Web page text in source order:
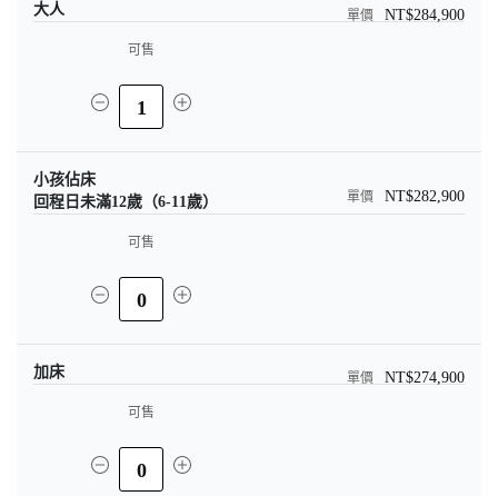
大人 NT$284,900
可售
1
小孩佔床
回程日未滿12歲（6-11歲）
NT$282,900
可售
0
加床 NT$274,900
可售
0